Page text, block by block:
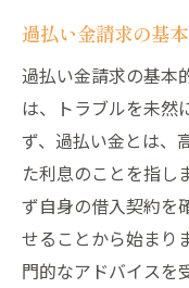
過払い金請求の基
過払い金請求の基本
は、トラブルを未然
ず、過払い金とは、
た利息のことを指し
ず自身の借入契約を
せることから始まり
門的なアドバイスを